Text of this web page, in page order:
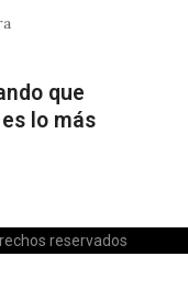
que
es lo más
reservados